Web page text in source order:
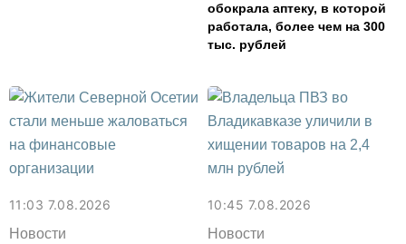
обокрала аптеку, в которой
работала, более чем на 300
тыс. рублей
11:03 7.08.2026
Новости
10:45 7.08.2026
Новости